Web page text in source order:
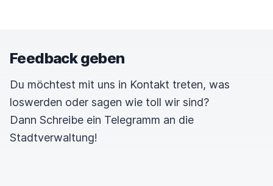
Feedback geben
Du möchtest mit uns in Kontakt treten, was
loswerden oder sagen wie toll wir sind?
Dann Schreibe ein Telegramm an die
Stadtverwaltung!